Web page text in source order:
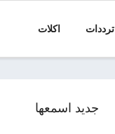
ترددات اكلات
جديد اسمعها